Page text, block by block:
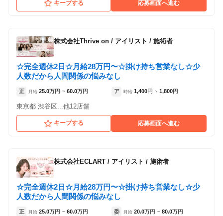
キープする 応募画面へ進む
株式会社Thrive on / アイリスト / 施術者
☆完全週休2日☆月給28万円〜☆掛け持ち営業なし☆少
人数だから人間関係の悩みなし
正 月給 25.0万円 ~ 60.0万円 ア 時給 1,400円 ~ 1,800円
東京都 渋谷区...他12店舗
キープする 応募画面へ進む
株式会社ECLART / アイリスト / 施術者
☆完全週休2日☆月給28万円〜☆掛け持ち営業なし☆少
人数だから人間関係の悩みなし
正 月給 25.0万円 ~ 60.0万円 委 月給 20.0万円 ~ 80.0万円